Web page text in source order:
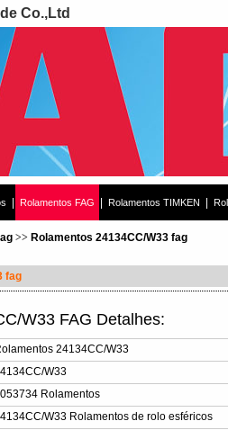
Co.,Ltd
Rolamentos FAG Rolamentos TIMKEN
>> Rolamentos 24134CC/W33 fag
fag
W33 FAG Detalhes:
24134CC/W33
W33
Rolamentos
W33 Rolamentos de rolo esféricos